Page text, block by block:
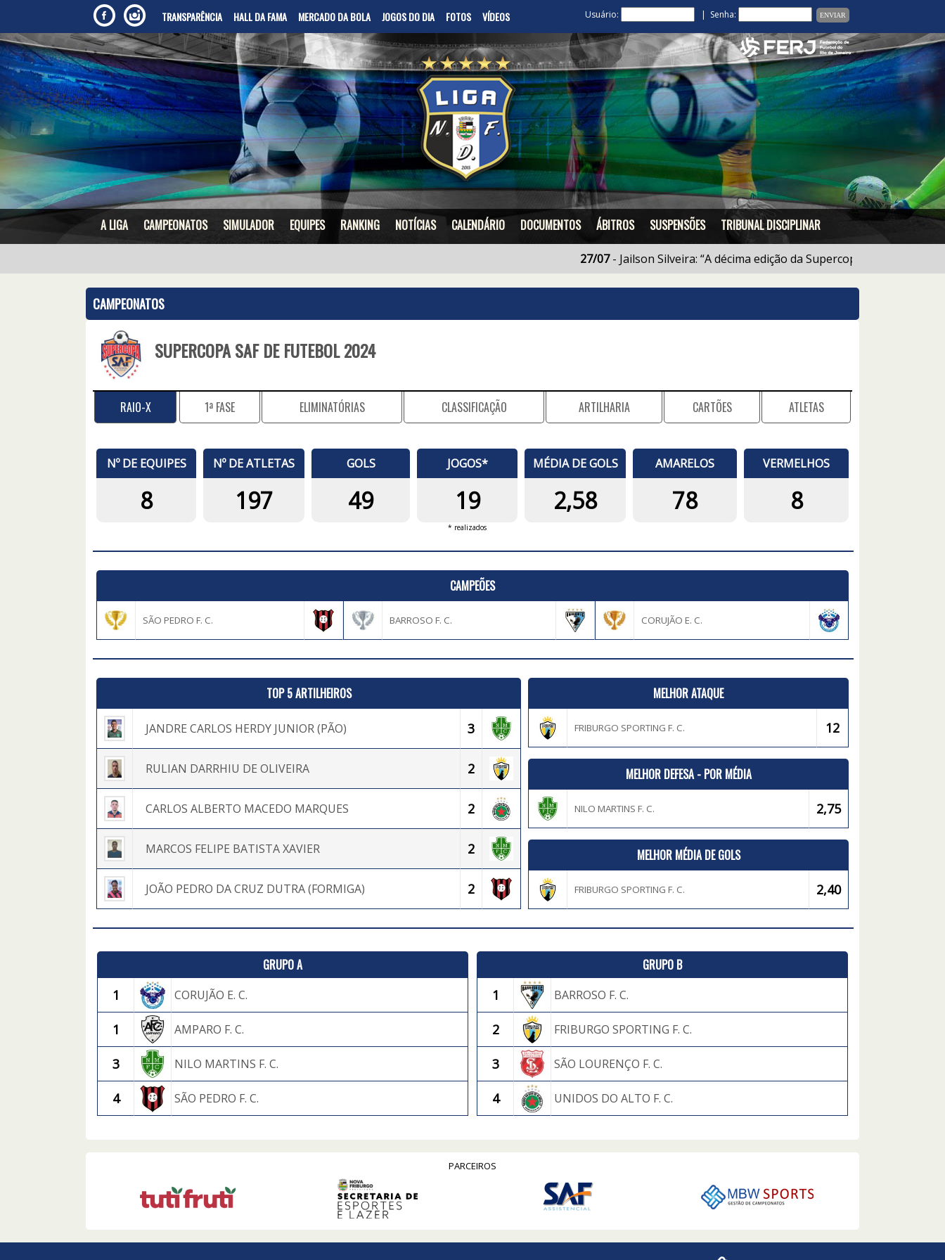
TRANSPARÊNCIA HALL DA FAMA MERCADO DA BOLA JOGOS DO DIA FOTOS VÍDEOS Usuário: | Senha:
A LIGA CAMPEONATOS SIMULADOR EQUIPES RANKING NOTÍCIAS CALENDÁRIO DOCUMENTOS ÁBITROS SUSPENSÕES TRIBUNAL DISCIPLINAR
- Jailson Silveira: “A décima edição da Supercopa SAF foi
CAMPEONATOS
SUPERCOPA SAF DE FUTEBOL 2024
RAIO-X 1ª FASE ELIMINATÓRIAS CLASSIFICAÇÃO ARTILHARIA CARTÕES ATLETAS
Nº DE EQUIPES
8
Nº DE ATLETAS
197
GOLS
49
JOGOS*
19
* realizados
MÉDIA DE GOLS
2,58
AMARELOS
78
VERMELHOS
8
CAMPEÕES
SÃO PEDRO F. C. BARROSO F. C. CORUJÃO E. C.
TOP 5 ARTILHEIROS
JANDRE CARLOS HERDY JUNIOR (PÃO) 3
RULIAN DARRHIU DE OLIVEIRA 2
CARLOS ALBERTO MACEDO MARQUES 2
MARCOS FELIPE BATISTA XAVIER 2
JOÃO PEDRO DA CRUZ DUTRA (FORMIGA) 2
MELHOR ATAQUE
FRIBURGO SPORTING F. C. 12
MELHOR DEFESA - POR MÉDIA
NILO MARTINS F. C. 2,75
MELHOR MÉDIA DE GOLS
FRIBURGO SPORTING F. C. 2,40
GRUPO A
1
CORUJÃO E. C.
1 AMPARO F. C.
3 NILO MARTINS F. C.
4 SÃO PEDRO F. C.
GRUPO B
1
BARROSO F. C.
2 FRIBURGO SPORTING F. C.
3 SÃO LOURENÇO F. C.
4 UNIDOS DO ALTO F. C.
PARCEIROS